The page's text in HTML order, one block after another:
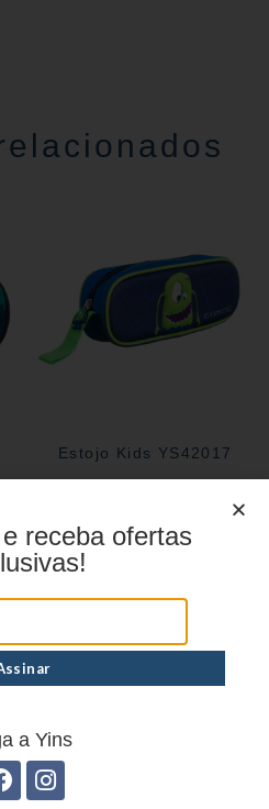
Estojo Kids YS42017
Estojo Juvenil YS41028
receba ofertas
a Yins